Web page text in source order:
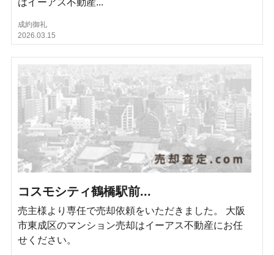
はイーアス不動産...
成約御礼
2026.03.15
コスモシティ鶴橋駅前...
売主様より専任で売却依頼をいただきました。 大阪
市東成区のマンション売却はイーアス不動産にお任
せください。